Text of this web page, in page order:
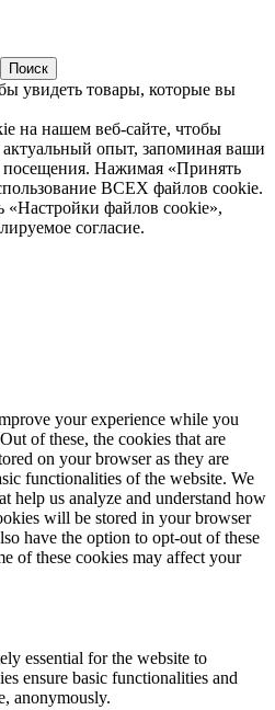
Поиск
увидеть товары, которые вы
на нашем веб-сайте, чтобы
актуальный опыт, запоминая ваши
Нажимая «Принять
ВСЕХ файлов cookie.
«Настройки файлов cookie»,
согласие.
your experience while you
of these, the cookies that are
on your browser as they are
functionalities of the website. We
help us analyze and understand how
will be stored in your browser
have the option to opt-out of these
of these cookies may affect your
essential for the website to
ensure basic functionalities and
anonymously.